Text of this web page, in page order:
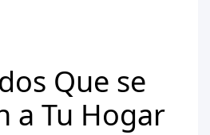
Que se
a Tu Hogar